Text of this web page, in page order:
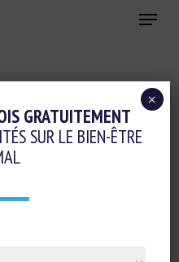
Menu
:OISEAUX (HORS
to ensure
GRATUITEMENT
SUR LE BIEN-ÊTRE
×